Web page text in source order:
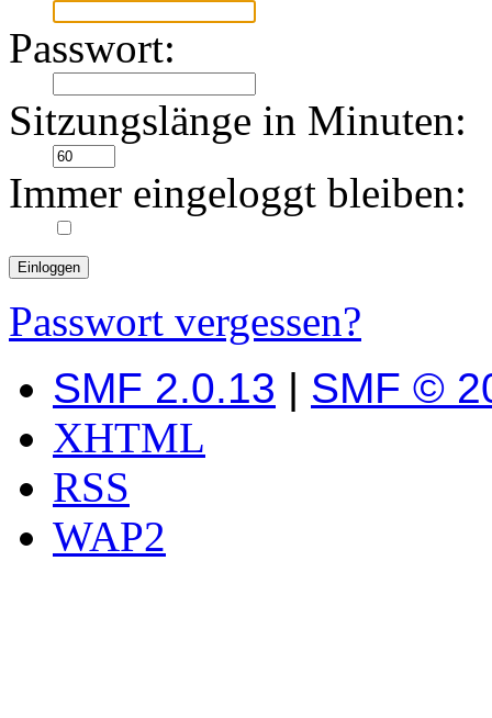
Passwort:
Sitzungslänge in Minuten:
Immer eingeloggt bleiben:
Passwort vergessen?
SMF 2.0.13 | SMF ©
XHTML
RSS
WAP2